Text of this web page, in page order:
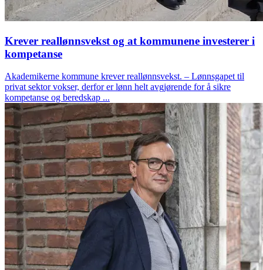
Krever reallønnsvekst og at kommunene investerer i
kompetanse
Akademikerne kommune krever reallønnsvekst. – Lønnsgapet til
privat sektor vokser, derfor er lønn helt avgjørende for å sikre
kompetanse og beredskap ...